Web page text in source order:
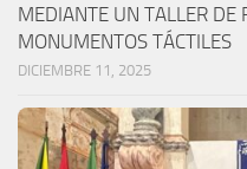
MEDIANTE UN TALLER DE
MONUMENTOS TÁCTILES
DICIEMBRE 11, 2025